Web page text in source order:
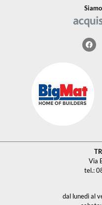
Via
tel.:
dal lunedì al